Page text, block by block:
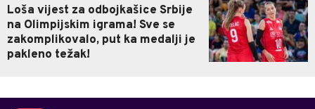
Loša vijest za odbojkašice Srbije
na Olimpijskim igrama! Sve se
zakomplikovalo, put ka medalji je
pakleno težak!